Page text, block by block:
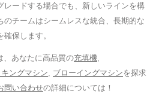
レードする場合でも、新しいラインを構
のチームはシームレスな統合、長期的な
保します。
、あなたに高品質の充填機
ングマシン ブローイングマシンを探求
問い合わせの詳細については！